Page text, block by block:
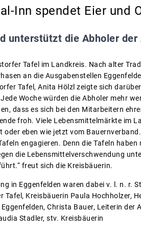
Inn spendet Eier und
unterstützt die Abholer
Tafel im Landkreis. Nach alter
an die Ausgabenstellen
Tafel, Anita Hölzl zeigte sich
Woche würden die Abholer mehr
dass es sich bei den Mitarbeitern
froh. Viele Lebensmittelmärkte im
oder eben wie jetzt vom
engagieren. Denn die Tafeln
die Lebensmittelverschwendung
freut sich die Kreisbäuerin.
in Eggenfelden waren dabei v. l. n. r.
Kreisbäuerin Paula Hochholzer,
Christa Bauer, Leiterin
Stadler, stv. Kreisbäuerin